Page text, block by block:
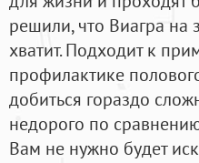
решили, что Виагра на
хватит. Подходит к
профилактике
добиться гораздо
недорого по
Вам не нужно будет